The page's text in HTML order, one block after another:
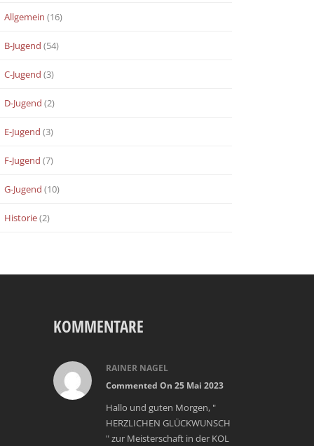
Allgemein (16)
B-Jugend (54)
C-Jugend (3)
D-Jugend (2)
E-Jugend (3)
F-Jugend (7)
G-Jugend (10)
Historie(2)
KOMMENTARE
RAINER NAGEL
Commented On 25 Mai 2023
Hallo und guten Morgen, "
HERZLICHEN GLÜCKWUNSCH
" zur Meisterschaft in der KOL